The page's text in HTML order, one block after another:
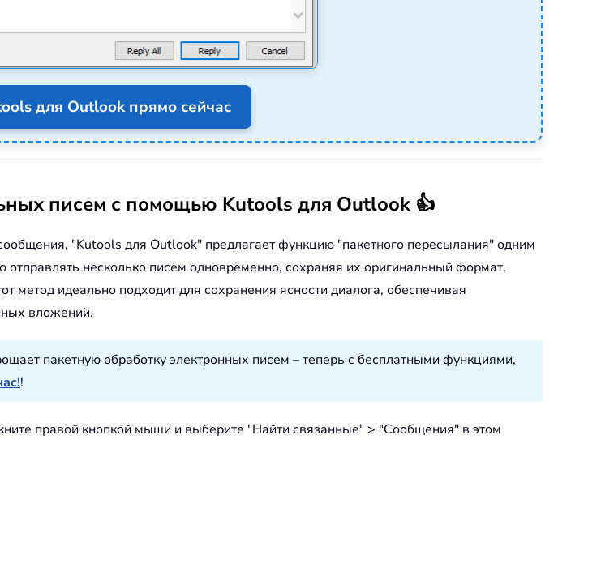
для Outlook прямо сейчас
писем с помощью Kutools для Outlook 👍
"Kutools для Outlook" предлагает функцию "пакетного пересылания" одним
отправлять несколько писем одновременно, сохраняя их оригинальный формат,
метод идеально подходит для сохранения ясности диалога, обеспечивая
вложений.
пакетную обработку электронных писем – теперь с бесплатными функциями,
!
правой кнопкой мыши и выберите "Найти связанные" > "Сообщения" в этом